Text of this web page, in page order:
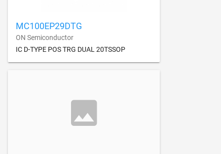
MC100EP29DTG
ON Semiconductor
IC D-TYPE POS TRG DUAL 20TSSOP